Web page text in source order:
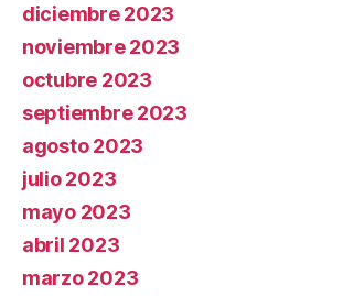
diciembre 2023
noviembre 2023
octubre 2023
septiembre 2023
agosto 2023
julio 2023
mayo 2023
abril 2023
marzo 2023